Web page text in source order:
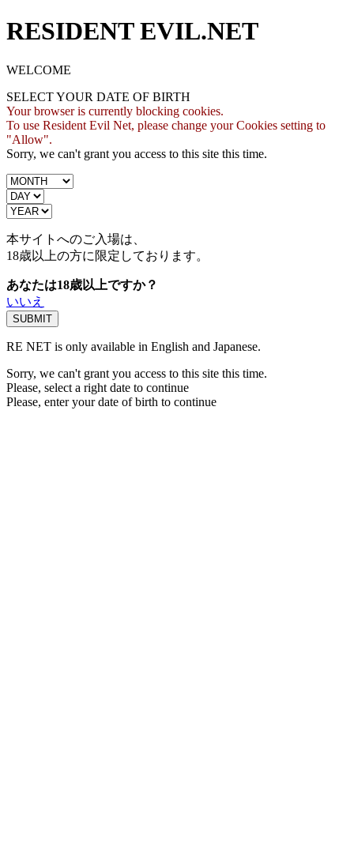
RESIDENT EVIL.NET
WELCOME
SELECT YOUR DATE OF BIRTH
Your browser is currently blocking cookies.
To use Resident Evil Net, please change your Cookies setting to
"Allow".
Sorry, we can't grant you access to this site this time.
本サイトへのご入場は、
18歳以上の方に限定しております。
あなたは18歳以上ですか？
いいえ
RE NET is only available in English and Japanese.
Sorry, we can't grant you access to this site this time.
Please, select a right date to continue
Please, enter your date of birth to continue